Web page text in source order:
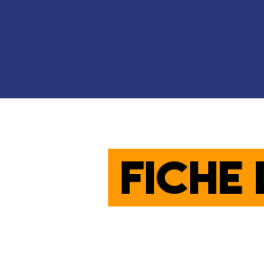
fiche